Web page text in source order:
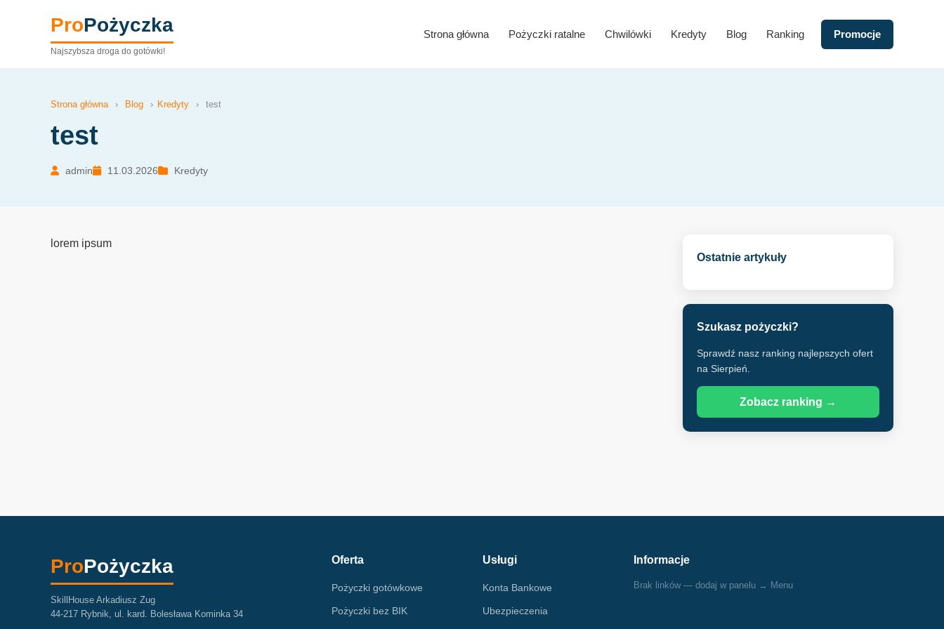
ProPożyczka
Najszybsza droga do gotówki!
Strona główna Pożyczki ratalne Chwilówki Kredyty Blog Ranking Promocje
Strona główna › Blog › Kredyty › test
test
admin 11.03.2026 Kredyty
lorem ipsum
Ostatnie artykuły
Szukasz pożyczki?
Sprawdź nasz ranking najlepszych ofert
na Sierpień.
Zobacz ranking →
ProPożyczka
SkillHouse Arkadiusz Zug
44-217 Rybnik, ul. kard. Bolesława Kominka 34
Oferta
Pożyczki gotówkowe
Pożyczki bez BIK
Usługi
Konta Bankowe
Ubezpieczenia
Informacje
Brak linków — dodaj w panelu → Menu